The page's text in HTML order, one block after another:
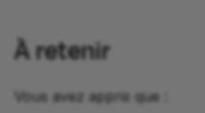
À retenir
Vous avez appris que :